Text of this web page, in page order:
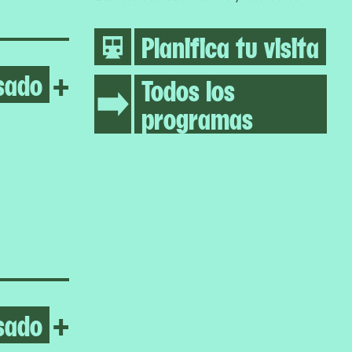
+ Open Chuquimamani-
+
Planifica tu visita
Todos los
programas